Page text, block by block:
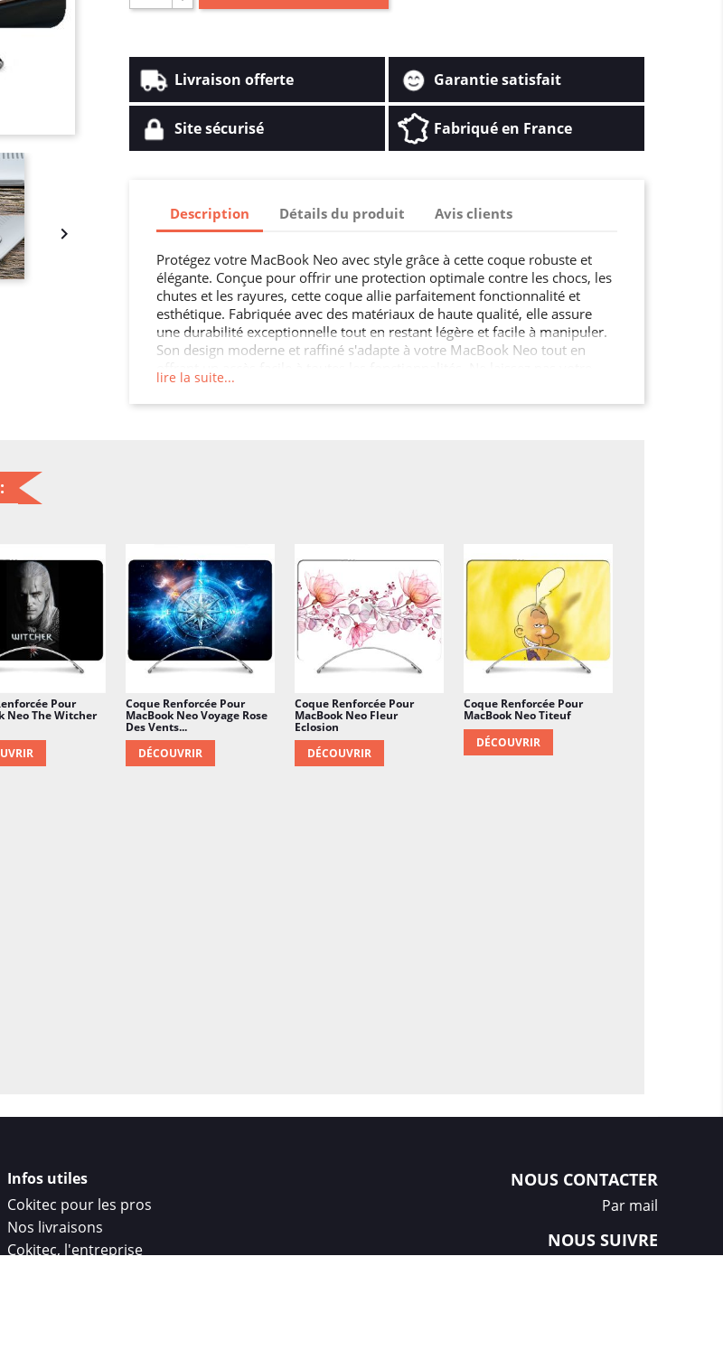

Livraison offerte Garantie satisfait
Site sécurisé Fabriqué en France
Description Détails du produit Avis clients
Protégez votre MacBook Neo avec style grâce à cette coque robuste et
élégante. Conçue pour offrir une protection optimale contre les chocs, les
chutes et les rayures, cette coque allie parfaitement fonctionnalité et
esthétique. Fabriquée avec des matériaux de haute qualité, elle assure
une durabilité exceptionnelle tout en restant légère et facile à manipuler.
Son design moderne et raffiné s'adapte à votre MacBook Neo tout en
MacBook Neo sans protection, offrez-lui la sécurité qu'il mérite !
lire la suite...
Pour
Neo The Witcher
Coque Renforcée Pour
MacBook Neo Voyage Rose
Des Vents...
DÉCOUVRIR
Coque Renforcée Pour
MacBook Neo Fleur
Eclosion
DÉCOUVRIR
Coque Renforcée Pour
MacBook Neo Titeuf
DÉCOUVRIR
Infos utiles
Cokitec pour les pros
Nos livraisons
Cokitec, l'entreprise
NOUS CONTACTER
Par mail
NOUS SUIVRE